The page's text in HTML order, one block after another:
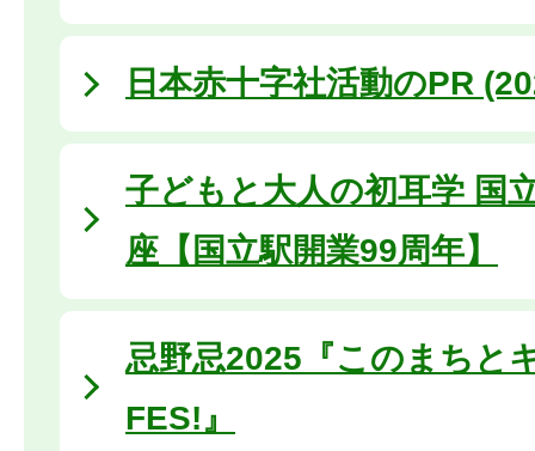
日本赤十字社活動のPR
子どもと大人の初耳学 国
座【国立駅開業99周年】
忌野忌2025『このまちと
FES!』